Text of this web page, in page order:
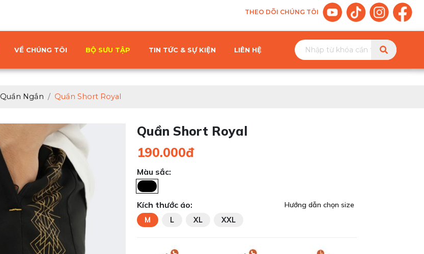
THEO DÕI CHÚNG TÔI
VỀ CHÚNG TÔI BỘ SƯU TẬP TIN TỨC & SỰ KIỆN LIÊN HỆ
Quần Ngắn Quần Short Royal
Quần Short Royal
190.000đ
Màu sắc:
Kích thước áo: Hướng dẫn chọn size
M L XL XXL